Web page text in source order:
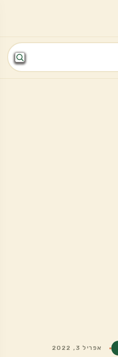
אפריל 3, 2022